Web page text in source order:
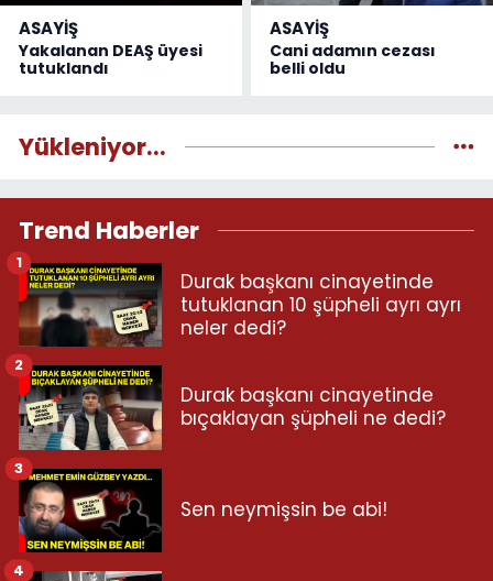
ASAYİŞ
Yakalanan DEAŞ üyesi
tutuklandı
ASAYİŞ
Cani adamın cezası
belli oldu
Yükleniyor...
Trend Haberler
Durak başkanı cinayetinde
tutuklanan 10 şüpheli ayrı ayrı
neler dedi?
1
Durak başkanı cinayetinde
bıçaklayan şüpheli ne dedi?
2
Sen neymişsin be abi!
3
4